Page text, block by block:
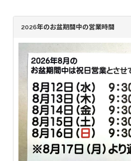
2026年のお盆期間中の営業時間